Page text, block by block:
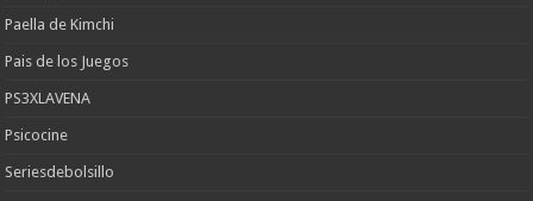
Paella de Kimchi
Pais de los Juegos
PS3XLAVENA
Psicocine
Seriesdebolsillo